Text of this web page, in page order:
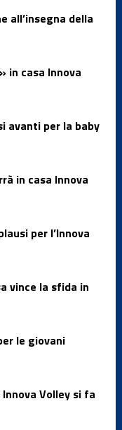
all’insegna della
in casa Innova
avanti per la baby
in casa Innova
per l’Innova
vince la sfida in
le giovani
Volley si fa